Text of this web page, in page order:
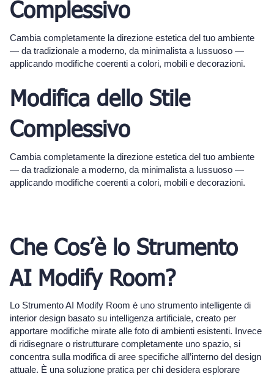
Complessivo
Cambia completamente la direzione estetica del tuo ambiente
— da tradizionale a moderno, da minimalista a lussuoso —
applicando modifiche coerenti a colori, mobili e decorazioni.
Modifica dello Stile
Complessivo
Cambia completamente la direzione estetica del tuo ambiente
— da tradizionale a moderno, da minimalista a lussuoso —
applicando modifiche coerenti a colori, mobili e decorazioni.
Che Cos’è lo Strumento
AI Modify Room?
Lo Strumento AI Modify Room è uno strumento intelligente di
interior design basato su intelligenza artificiale, creato per
apportare modifiche mirate alle foto di ambienti esistenti. Invece
di ridisegnare o ristrutturare completamente uno spazio, si
concentra sulla modifica di aree specifiche all’interno del design
attuale. È una soluzione pratica per chi desidera esplorare